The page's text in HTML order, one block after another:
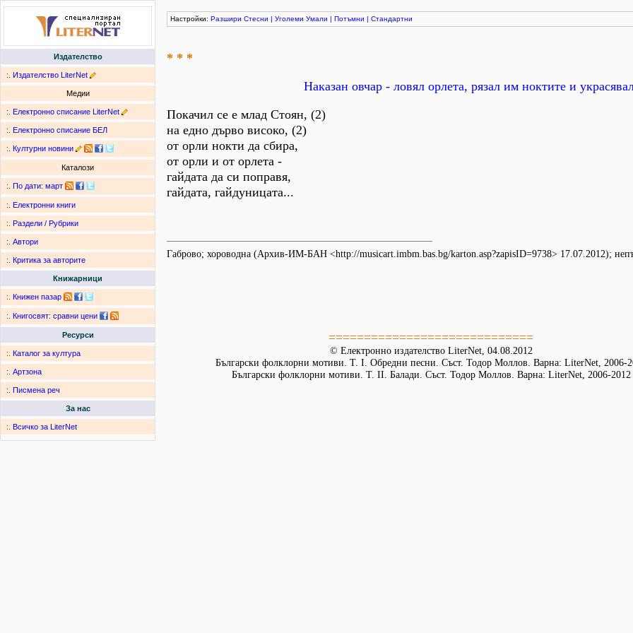
Издателство
:. Издателство LiterNet
Медии
:. Електронно списание LiterNet
:. Електронно списание БЕЛ
:. Културни новини
Каталози
:. По дати: март
:. Електронни книги
:. Раздели / Рубрики
:. Автори
:. Критика за авторите
Книжарници
:. Книжен пазар
:. Книгосвят: сравни цени
Ресурси
:. Каталог за култура
:. Артзона
:. Писмена реч
За нас
:. Всичко за LiterNet
Настройки: Разшири Стесни | Уголеми Умали | Потъмни | Стандартни
* * *
Наказан овчар - ловял орлета, рязал им ноктите и
Покачил се е млад Стоян, (2)
на едно дърво високо, (2)
от орли нокти да сбира,
от орли и от орлета -
гайдата да си поправя,
гайдата, гайдуницата...
Габрово; хороводна (Архив-ИМ-БАН <http://musicart.imbm.bas.bg/karton.asp?zapisID=9738> 17.07.2012);
=============================
© Електронно издателство LiterNet, 04.08.2012
Български фолклорни мотиви. Т. I. Обредни песни. Съст. Тодор Моллов. Варна: LiterNet, 2006-
Български фолклорни мотиви. Т. ІІ. Балади. Съст. Тодор Моллов. Варна: LiterNet, 2006-2012